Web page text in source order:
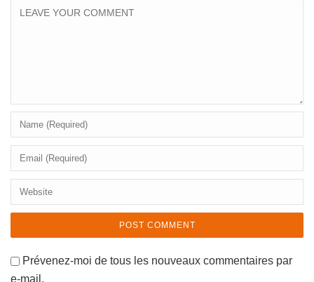
Prévenez-moi de tous les nouveaux commentaires par
e-mail.